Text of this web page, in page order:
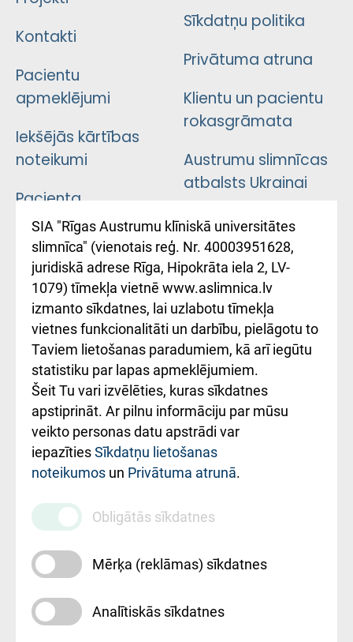
Kontakti
Pacientu
apmeklējumi
Iekšējās kārtības
noteikumi
Pacienta
atsauksmju/sūdzību
iesniegšanas
kārtība
Kā pie mums nokļūt
Rēķinu apmaksas
ceļvedis
Rekvizīti un
ārstniecības
iestādes kods
010000234
Maksas
pakalpojumu
cenrādis
Sīkdatņu politika
Privātuma atruna
Klientu un pacientu
rokasgrāmata
Austrumu slimnīcas
atbalsts Ukrainai
Підтримка Східної
лікарні та співпраця з
Україною
SIA "Rīgas Austrumu klīniskā universitātes
slimnīca" (vienotais reģ. Nr. 40003951628,
juridiskā adrese Rīga, Hipokrāta iela 2, LV-
1079) tīmekļa vietnē www.aslimnica.lv
izmanto sīkdatnes, lai uzlabotu tīmekļa
vietnes funkcionalitāti un darbību, pielāgotu to
Taviem lietošanas paradumiem, kā arī iegūtu
statistiku par lapas apmeklējumiem.
Šeit Tu vari izvēlēties, kuras sīkdatnes
apstiprināt. Ar pilnu informāciju par mūsu
veikto personas datu apstrādi var
iepazītiesSīkdatņu lietošanas
noteikumos un Privātuma atrunā.
Obligātās sīkdatnes
Mērķa (reklāmas) sīkdatnes
Analītiskās sīkdatnes